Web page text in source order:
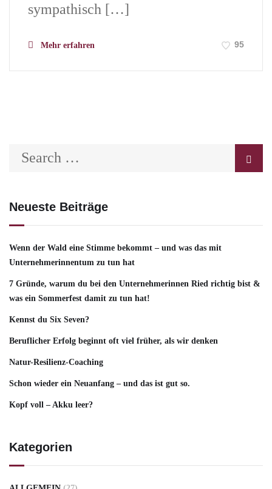
sympathisch […]
Mehr erfahren 95
Neueste Beiträge
Wenn der Wald eine Stimme bekommt – und was das mit
Unternehmerinnentum zu tun hat
7 Gründe, warum du bei den Unternehmerinnen Ried richtig bist &
was ein Sommerfest damit zu tun hat!
Kennst du Six Seven?
Beruflicher Erfolg beginnt oft viel früher, als wir denken
Natur-Resilienz-Coaching
Schon wieder ein Neuanfang – und das ist gut so.
Kopf voll – Akku leer?
Kategorien